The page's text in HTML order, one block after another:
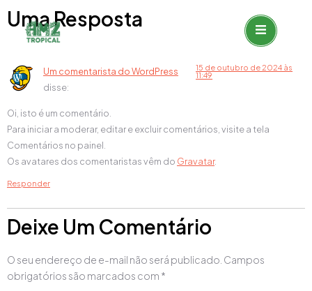
Uma Resposta
Um comentarista do WordPress
disse:
15 de outubro de 2024 às
11:49
Oi, isto é um comentário.
Para iniciar a moderar, editar e excluir comentários, visite a tela
Comentários no painel.
Os avatares dos comentaristas vêm do Gravatar.
Responder
Deixe Um Comentário
O seu endereço de e-mail não será publicado. Campos
obrigatórios são marcados com *